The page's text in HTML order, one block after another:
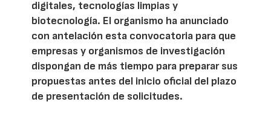
digitales, tecnologías limpias y
biotecnología. El organismo ha anunciado
con antelación esta convocatoria para que
empresas y organismos de investigación
dispongan de más tiempo para preparar sus
propuestas antes del inicio oficial del plazo
de presentación de solicitudes.